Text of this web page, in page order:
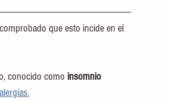
que esto incide en el
conocido como insomnio